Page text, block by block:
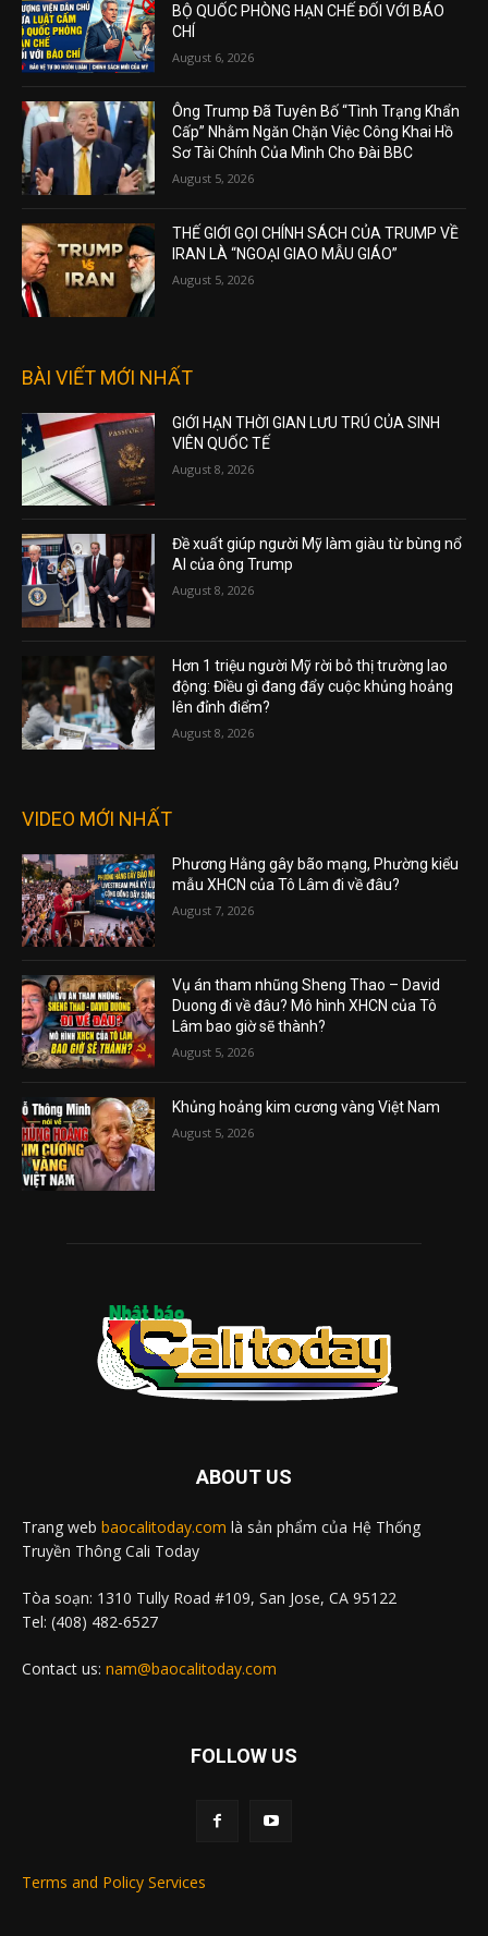
BỘ QUỐC PHÒNG HẠN CHẾ ĐỐI VỚI BÁO
CHÍ
August 6, 2026
Ông Trump Đã Tuyên Bố “Tình Trạng Khẩn
Cấp” Nhằm Ngăn Chặn Việc Công Khai Hồ
Sơ Tài Chính Của Mình Cho Đài BBC
August 5, 2026
THẾ GIỚI GỌI CHÍNH SÁCH CỦA TRUMP VỀ
IRAN LÀ “NGOẠI GIAO MẪU GIÁO”
August 5, 2026
BÀI VIẾT MỚI NHẤT
GIỚI HẠN THỜI GIAN LƯU TRÚ CỦA SINH
VIÊN QUỐC TẾ
August 8, 2026
Đề xuất giúp người Mỹ làm giàu từ bùng nổ
AI của ông Trump
August 8, 2026
Hơn 1 triệu người Mỹ rời bỏ thị trường lao
động: Điều gì đang đẩy cuộc khủng hoảng
lên đỉnh điểm?
August 8, 2026
VIDEO MỚI NHẤT
Phương Hằng gây bão mạng, Phường kiểu
mẫu XHCN của Tô Lâm đi về đâu?
August 7, 2026
Vụ án tham nhũng Sheng Thao – David
Duong đi về đâu? Mô hình XHCN của Tô
Lâm bao giờ sẽ thành?
August 5, 2026
Khủng hoảng kim cương vàng Việt Nam
August 5, 2026
ABOUT US
Trang web baocalitoday.com là sản phẩm của Hệ Thống
Truyền Thông Cali Today
Tòa soạn: 1310 Tully Road #109, San Jose, CA 95122
Tel: (408) 482-6527
Contact us: nam@baocalitoday.com
FOLLOW US
Terms and Policy Services